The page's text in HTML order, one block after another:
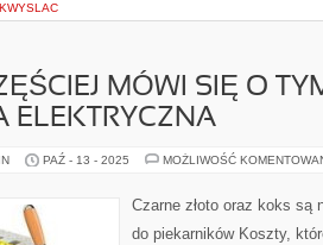
MÓWI SIĘ O
ELEKTRYCZNA
PAŹ - 13 - 2025 MOŻLIWOŚĆ
Czarne złoto oraz koks są
do piekarników Koszty,